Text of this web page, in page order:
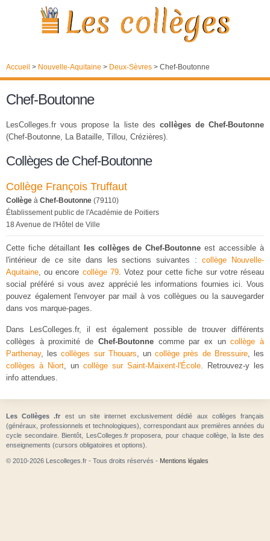
Accueil > Nouvelle-Aquitaine > Deux-Sèvres > Chef-Boutonne
Chef-Boutonne
LesColleges.fr vous propose la liste des collèges de Chef-Boutonne
(Chef-Boutonne, La Bataille, Tillou, Crézières).
Collèges de Chef-Boutonne
Collège François Truffaut
Collège à Chef-Boutonne (79110)
Établissement public de l'Académie de Poitiers
18 Avenue de l'Hôtel de Ville
Cette fiche détaillant les collèges de Chef-Boutonne est accessible à
l'intérieur de ce site dans les sections suivantes :collège Nouvelle-
Aquitaine, ou encore collège 79. Votez pour cette fiche sur votre réseau
social préféré si vous avez apprécié les informations fournies ici. Vous
pouvez également l'envoyer par mail à vos collègues ou la sauvegarder
dans vos marque-pages.
Dans LesColleges.fr, il est également possible de trouver différents
collèges à proximité de Chef-Boutonnecomme par ex uncollège à
Parthenay, lescollèges sur Thouars, uncollège près de Bressuire, les
collèges à Niort, un collège sur Saint-Maixent-l'École. Retrouvez-y les
info attendues.
Les Collèges .fr est un site internet exclusivement dédié aux collèges français
(généraux, professionnels et technologiques), correspondant aux premières années du
cycle secondaire. Bientôt, LesColleges.fr proposera, pour chaque collège, la liste des
enseignements (cursors obligatoires et options).
© 2010-2026 Lescolleges.fr - Tous droits réservés - Mentions légales